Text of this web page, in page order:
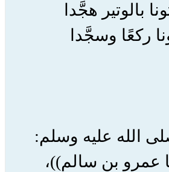
بالوتير هجَّدا
ركعًا وسجَّدا
الله عليه وسلم:
عمرو بن سالم))،